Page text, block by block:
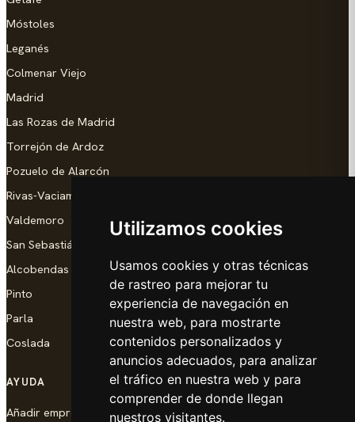
Utilizamos cookies
Usamos cookies y otras técnicas
de rastreo para mejorar tu
experiencia de navegación en
nuestra web, para mostrarte
contenidos personalizados y
anuncios adecuados, para analizar
el tráfico en nuestra web y para
comprender de donde llegan
nuestros visitantes.
Móstoles
Leganés
Colmenar Viejo
Madrid
Las Rozas de Madrid
Torrejón de Ardoz
Pozuelo de Alarcón
Rivas-Vaciamadrid
Valdemoro
San Sebastián de los Reyes
Alcobendas
Pinto
Parla
Coslada
AYUDA
Añadir empresa